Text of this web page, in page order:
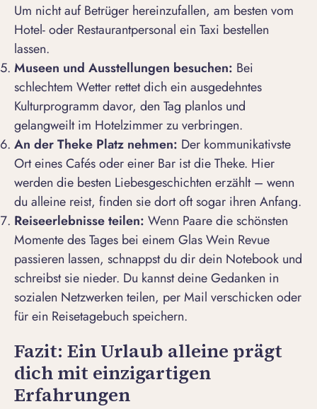
Um nicht auf Betrüger hereinzufallen, am besten vom
Hotel- oder Restaurantpersonal ein Taxi bestellen
lassen.
Museen und Ausstellungen besuchen: Bei
schlechtem Wetter rettet dich ein ausgedehntes
Kulturprogramm davor, den Tag planlos und
gelangweilt im Hotelzimmer zu verbringen.
An der Theke Platz nehmen: Der kommunikativste
Ort eines Cafés oder einer Bar ist die Theke. Hier
werden die besten Liebesgeschichten erzählt – wenn
du alleine reist, finden sie dort oft sogar ihren Anfang.
Reiseerlebnisse teilen: Wenn Paare die schönsten
Momente des Tages bei einem Glas Wein Revue
passieren lassen, schnappst du dir dein Notebook und
schreibst sie nieder. Du kannst deine Gedanken in
sozialen Netzwerken teilen, per Mail verschicken oder
für ein Reisetagebuch speichern.
Fazit: Ein Urlaub alleine prägt
dich mit einzigartigen
Erfahrungen